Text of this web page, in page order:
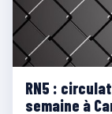
RN5 :
semaine à